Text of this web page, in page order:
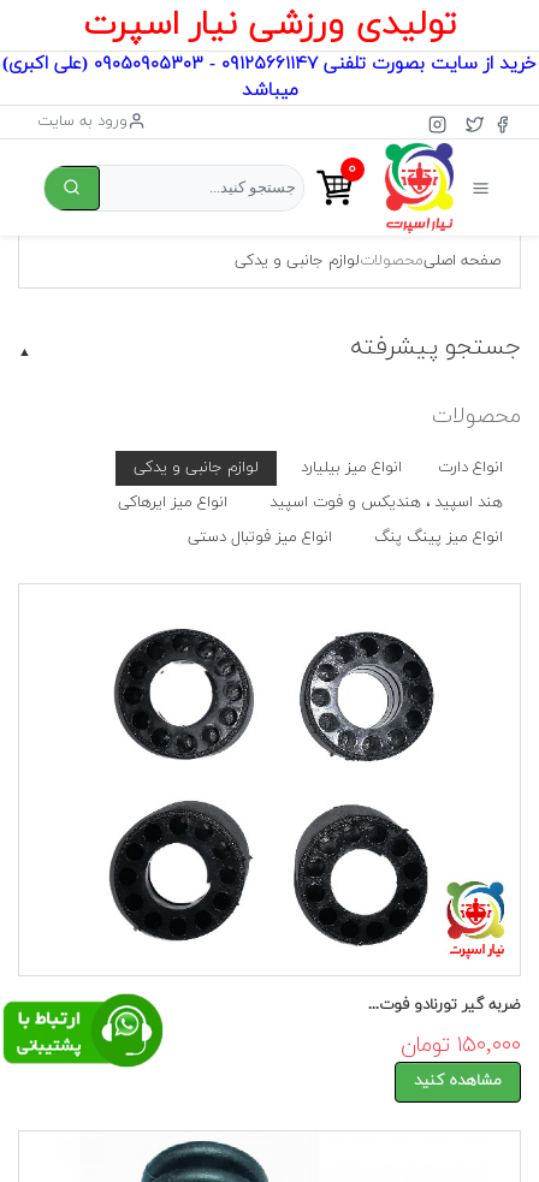
تولیدی ورزشی نیار اسپرت
خرید از سایت بصورت تلفنی ۰۹۱۲۵۶۶۱۱۴۷ - ۰۹۰۵۰۹۰۵۳۰۳ (علی اکبری)
میباشد
ورود به سایت
۰
صفحه اصلیمحصولاتلوازم جانبی و یدکی
جستجو پیشرفته ▲
محصولات
انواع دارت انواع میز بیلیارد
لوازم جانبی و یدکی
هند اسپید ، هندیکس و فوت اسپید
انواع میز ایرهاکی
انواع میز پینگ پنگ
انواع میز فوتبال دستی
ضربه گیر تورنادو فوت...
۱۵۰,۰۰۰ تومان
مشاهده کنید